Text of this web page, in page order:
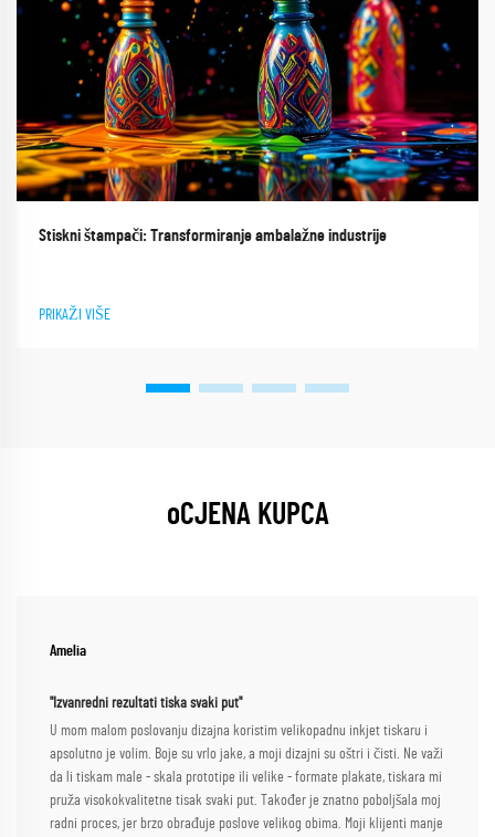
Stiskni štampači: Transformiranje ambalažne industrije
PRIKAŽI VIŠE
oCJENA KUPCA
Amelia
"Izvanredni rezultati tiska svaki put"
U mom malom poslovanju dizajna koristim velikopadnu inkjet tiskaru i
apsolutno je volim. Boje su vrlo jake, a moji dizajni su oštri i čisti. Ne važi
da li tiskam male - skala prototipe ili velike - formate plakate, tiskara mi
pruža visokokvalitetne tisak svaki put. Također je znatno poboljšala moj
radni proces, jer brzo obrađuje poslove velikog obima. Moji klijenti manje